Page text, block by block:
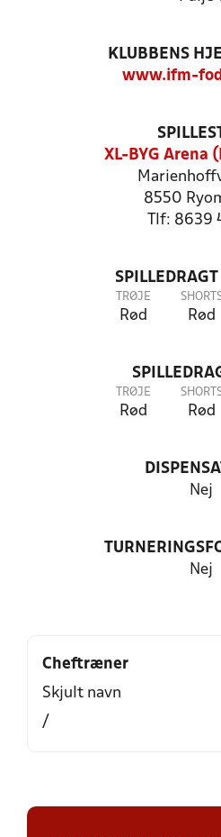
KLUBBENS
www.ifm-
XL-BYG Arena
8550
Tlf: 8639
TRØJE
Rød Rød
TRØJE
Rød Rød
Nej
Nej
Cheftræner
Skjult navn
/